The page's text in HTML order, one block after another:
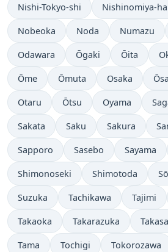
Nishi-Tokyo-shi Nishinomiya-
Nobeoka Noda Numazu
Odawara Ōgaki Ōita
Ōme Ōmuta Osaka
Otaru Ōtsu Oyama
Sakata Saku Sakura
Sapporo Sasebo Sayama
Shimonoseki Shimotoda
Suzuka Tachikawa Tajimi
Takaoka Takarazuka
Tama Tochigi Tokorozawa